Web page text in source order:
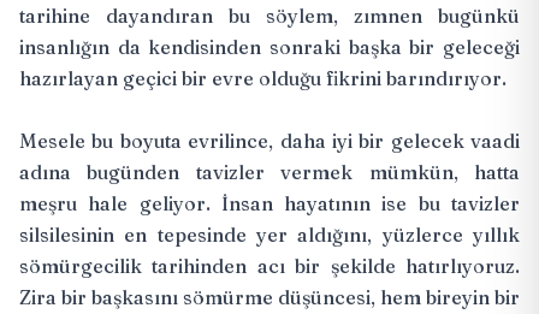
tarihine dayandıran bu söylem, zımnen bugünkü
insanlığın da kendisinden sonraki başka bir geleceği
hazırlayan geçici bir evre olduğu fikrini barındırıyor.
Mesele bu boyuta evrilince, daha iyi bir gelecek vaadi
adına bugünden tavizler vermek mümkün, hatta
meşru hale geliyor. İnsan hayatının ise bu tavizler
silsilesinin en tepesinde yer aldığını, yüzlerce yıllık
sömürgecilik tarihinden acı bir şekilde hatırlıyoruz.
Zira bir başkasını sömürme düşüncesi, hem bireyin bir